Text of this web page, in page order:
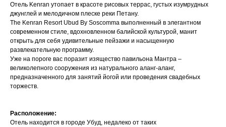
Отель Kenran утопает в красоте рисовых террас, густых изумрудных
джунглей и мелодичном плеске реки Петану.
The Kenran Resort Ubud By Soscomma выполненный в элегантном
современном стиле, вдохновленном балийской культурой, манит
открыть для себя удивительные пейзажи и насыщенную
развлекательную программу.
Уже на пороге вас поразит изящество павильона Мантра –
великолепного сооружения из натурального аланг-аланг,
предназначенного для занятий йогой или проведения свадебных
торжеств.
Расположение:
Отель находится в городе Убуд, недалеко от таких